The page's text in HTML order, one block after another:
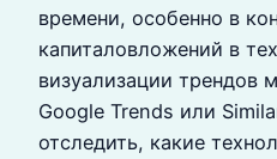
времени, особенно в
капиталовложений в
визуализации трендов
Google Trends или
отследить, какие